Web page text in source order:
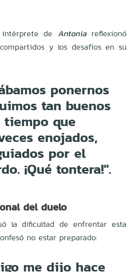
de Antoniareflexionó
y los desafíos en su
ponernos
tan buenos
tiempo que
enojados,
por el
¡Qué tontera!".
del duelo
la dificultad de enfrentar esta
no estar preparado:
me dijo hace